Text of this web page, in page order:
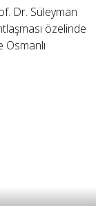
Dr. Süleyman
özelinde
Osmanlı